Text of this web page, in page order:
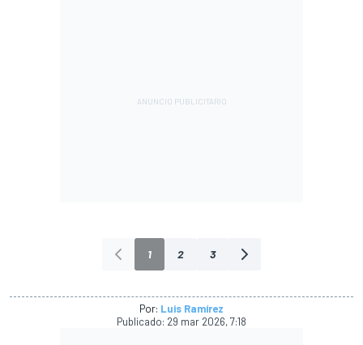
1 2 3
Por: Luis Ramírez
Publicado: 29 mar 2026, 7:18